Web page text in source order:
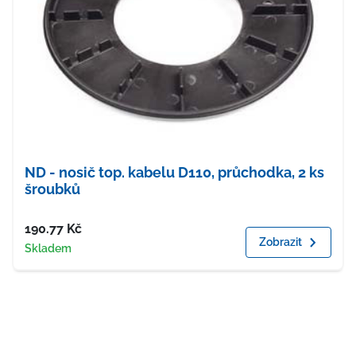
ND - nosič top. kabelu D110, průchodka, 2 ks
šroubků
Cena
190.77 Kč
Dostupnost
Skladem Zobrazit